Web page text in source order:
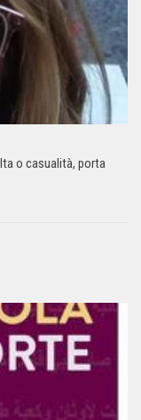
o casualità, porta